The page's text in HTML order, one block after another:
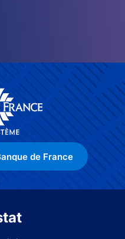
de France